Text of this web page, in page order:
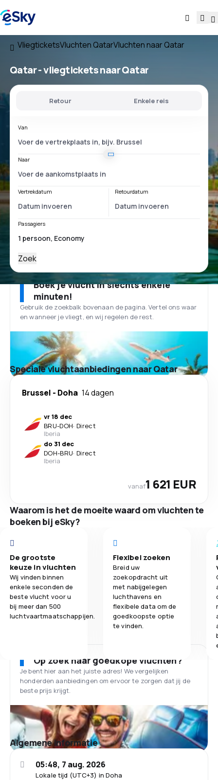
VliegticketsVluchten QatarVluchten naar Qatar
Qatar - vliegtickets naar Qatar
Retour Enkele reis
Van
Naar
Vertrekdatum Retourdatum
Passagiers
Zoek
Boek je vlucht in slechts enkele
minuten!
Gebruik de zoekbalk bovenaan de pagina. Vertel ons waar
en wanneer je vliegt, en wij regelen de rest.
Speciale vluchtaanbiedingen naar Qatar
Brussel - Doha 14 dagen
vr 18 dec
BRU-DOH· Direct
Iberia
do 31 dec
DOH-BRU· Direct
Iberia
vanaf1 621 EUR
Waarom is het de moeite waard om vluchten te
boeken bij eSky?
De grootste
keuze in vluchten
Wij vinden binnen
enkele seconden de
beste vlucht voor u
bij meer dan 500
luchtvaartmaatschappijen.
Flexibel zoeken
Breid uw
zoekopdracht uit
met nabijgelegen
luchthavens en
flexibele data om de
goedkoopste optie
te vinden.
Op zoek naar goedkope vluchten?
Je bent hier aan het juiste adres! We vergelijken
honderden aanbiedingen om ervoor te zorgen dat jij de
beste prijs krijgt.
Algemene informatie
Lokale tijd (UTC+3) in Doha
05:48, 7 aug. 2026